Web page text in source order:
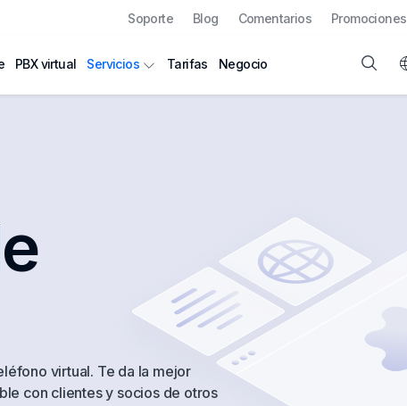
Soporte Blog Comentarios Promociones
PBX virtual Servicios Tarifas Negocio
virtual. Te da la mejor
con clientes y socios de otros